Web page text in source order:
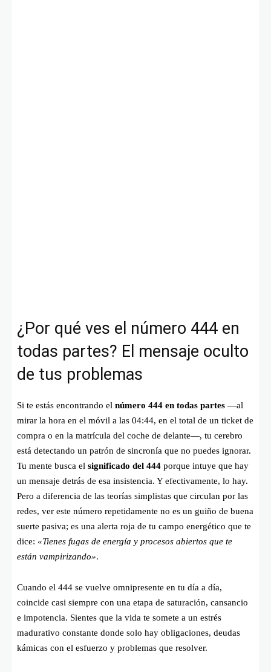
¿Por qué ves el número 444 en
todas partes? El mensaje oculto
de tus problemas
Si te estás encontrando el número 444 en todas partes —al
mirar la hora en el móvil a las 04:44, en el total de un ticket de
compra o en la matrícula del coche de delante—, tu cerebro
está detectando un patrón de sincronía que no puedes ignorar.
Tu mente busca el significado del 444 porque intuye que hay
un mensaje detrás de esa insistencia. Y efectivamente, lo hay.
Pero a diferencia de las teorías simplistas que circulan por las
redes, ver este número repetidamente no es un guiño de buena
suerte pasiva; es una alerta roja de tu campo energético que te
dice: «Tienes fugas de energía y procesos abiertos que te
están vampirizando».
Cuando el 444 se vuelve omnipresente en tu día a día,
coincide casi siempre con una etapa de saturación, cansancio
e impotencia. Sientes que la vida te somete a un estrés
madurativo constante donde solo hay obligaciones, deudas
kámicas con el esfuerzo y problemas que resolver.